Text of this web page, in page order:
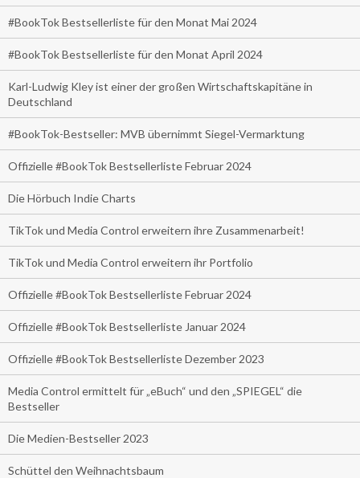
#BookTok Bestsellerliste für den Monat Mai 2024
#BookTok Bestsellerliste für den Monat April 2024
Karl-Ludwig Kley ist einer der großen Wirtschaftskapitäne in
Deutschland
#BookTok-Bestseller: MVB übernimmt Siegel-Vermarktung
Offizielle #BookTok Bestsellerliste Februar 2024
Die Hörbuch Indie Charts
TikTok und Media Control erweitern ihre Zusammenarbeit!
TikTok und Media Control erweitern ihr Portfolio
Offizielle #BookTok Bestsellerliste Februar 2024
Offizielle #BookTok Bestsellerliste Januar 2024
Offizielle #BookTok Bestsellerliste Dezember 2023
Media Control ermittelt für „eBuch“ und den „SPIEGEL“ die
Bestseller
Die Medien-Bestseller 2023
Schüttel den Weihnachtsbaum